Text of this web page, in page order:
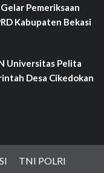
Pemeriksaan
Kabupaten Bekasi
Universitas Pelita
Desa Cikedokan
TNI POLRI